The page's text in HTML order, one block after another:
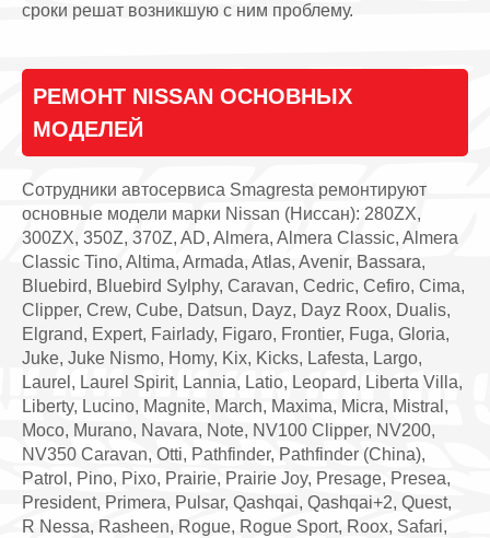
сроки решат возникшую с ним проблему.
РЕМОНТ NISSAN ОСНОВНЫХ
МОДЕЛЕЙ
Сотрудники автосервиса Smagresta ремонтируют
основные модели марки Nissan (Ниссан): 280ZX,
300ZX, 350Z, 370Z, AD, Almera, Almera Classic, Almera
Classic Tino, Altima, Armada, Atlas, Avenir, Bassara,
Bluebird, Bluebird Sylphy, Caravan, Cedric, Cefiro, Cima,
Clipper, Crew, Cube, Datsun, Dayz, Dayz Roox, Dualis,
Elgrand, Expert, Fairlady, Figaro, Frontier, Fuga, Gloria,
Juke, Juke Nismo, Homy, Kix, Kicks, Lafesta, Largo,
Laurel, Laurel Spirit, Lannia, Latio, Leopard, Liberta Villa,
Liberty, Lucino, Magnite, March, Maxima, Micra, Mistral,
Moco, Murano, Navara, Note, NV100 Clipper, NV200,
NV350 Caravan, Otti, Pathfinder, Pathfinder (China),
Patrol, Pino, Pixo, Prairie, Prairie Joy, Presage, Presea,
President, Primera, Pulsar, Qashqai, Qashqai+2, Quest,
R Nessa, Rasheen, Rogue, Rogue Sport, Roox, Safari,